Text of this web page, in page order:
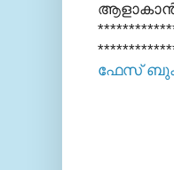
ആളാകാന്‍
ഫേസ്